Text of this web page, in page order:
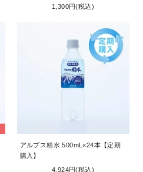
1,300円(税込)
アルプス精水 500mL×24本【定期
購入】
4,924円(税込)